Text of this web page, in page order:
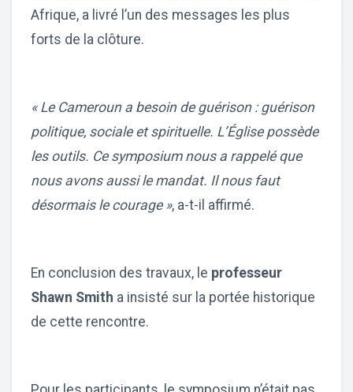
Afrique, a livré l’un des messages les plus
forts de la clôture.
« Le Cameroun a besoin de guérison : guérison
politique, sociale et spirituelle. L’Église possède
les outils. Ce symposium nous a rappelé que
nous avons aussi le mandat. Il nous faut
désormais le courage », a-t-il affirmé.
En conclusion des travaux, le professeur
Shawn Smith a insisté sur la portée historique
de cette rencontre.